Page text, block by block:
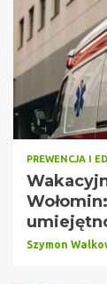
PREWENCJA I
Szymon